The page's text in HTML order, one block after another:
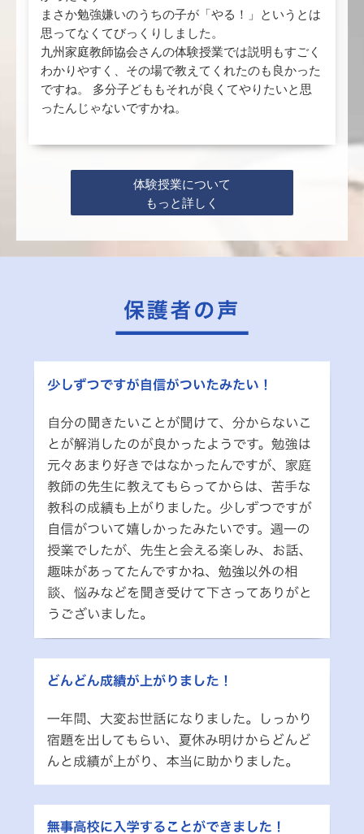
まさか勉強嫌いのうちの子が「やる！」というとは
思ってなくてびっくりしました。
九州家庭教師協会さんの体験授業では説明もすごく
わかりやすく、その場で教えてくれたのも良かった
ですね。 多分子どももそれが良くてやりたいと思
ったんじゃないですかね。
体験授業について
もっと詳しく